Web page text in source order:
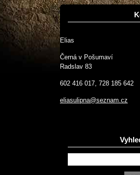
Elias
Černá v Pošumaví
Radslav 83
602 416 017, 728 185 642
eliasulipna@seznam.cz